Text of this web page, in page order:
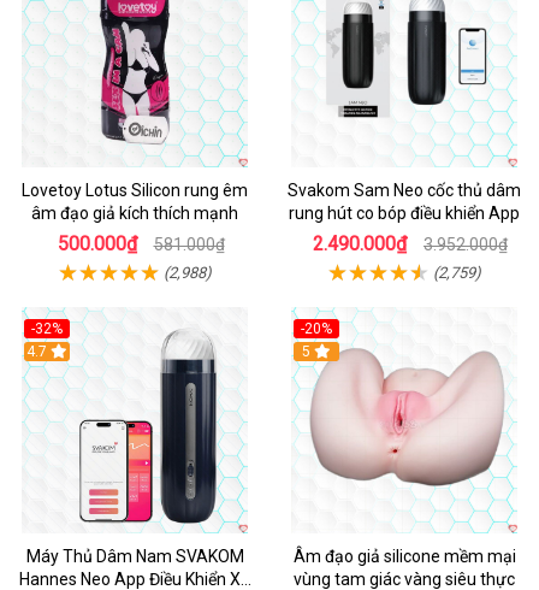
Lovetoy Lotus Silicon rung êm
âm đạo giả kích thích mạnh
500.000₫ 581.000₫
(2,988)
Svakom Sam Neo cốc thủ dâm
rung hút co bóp điều khiển App
2.490.000₫ 3.952.000₫
(2,759)
-32%
Hot
4.7
Máy Thủ Dâm Nam SVAKOM
Hannes Neo App Điều Khiển Xa
-20%
Hot
5
Âm đạo giả silicone mềm mại
vùng tam giác vàng siêu thực